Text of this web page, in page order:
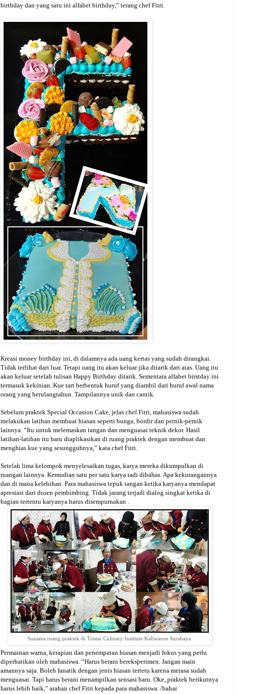
birthday dan yang satu ini alfabet birthday,” terang chef Fitri.
Kreasi money birthday ini, di dalamnya ada uang kertas yang sudah dirangkai.
Tidak terlihat dari luar. Tetapi uang itu akan keluar jika ditarik dari atas. Uang itu
akan keluar setelah tulisan Happy Birthday ditarik. Sementara alfabet birstday ini
termasuk kekinian. Kue tart berbentuk huruf yang diambil dari huruf awal nama
orang yang berulangtahun. Tampilannya unik dan cantik.
Sebelum praktek Special Occasion Cake, jelas chef Fitri, mahasiswa sudah
melakukan latihan membuat hiasan seperti bunga, bordir dan pernik-pernik
lainnya. “Itu untuk melemaskan tangan dan menguasai teknik dekor. Hasil
latihan-latihan itu baru diaplikasikan di ruang praktek dengan membuat dan
menghias kue yang sesungguhnya,” kata chef Fitri.
Setelah lima kelompok menyelesaikan tugas, karya mereka dikumpulkan di
ruangan lainnya. Kemudian satu per satu karya tadi dibahas. Apa kekurangannya
dan di mana kelebihan. Para mahasiswa tepuk tangan ketika karyanya mendapat
apresiasi dari dosen pembimbing. Tidak jarang terjadi dialog singkat ketika di
bagian tertentu karyanya harus disempurnakan .
Suasana ruang praktek di Tristar Culinary Institute Kaliwaron Surabaya
Permainan warna, kerapian dan penempatan hiasan menjadi fokus yang perlu
diperhatikan oleh mahasiswa. “Harus berani bereksperimen. Jangan main
amannya saja. Boleh fanatik dengan jenis hiasan tertetu karena merasa sudah
menguasai. Tapi harus berani menampilkan sensasi baru. Oke, praktek berikutnya
harus lebih baik,” arahan chef Fitri kepada para mahasiswa. /bahar